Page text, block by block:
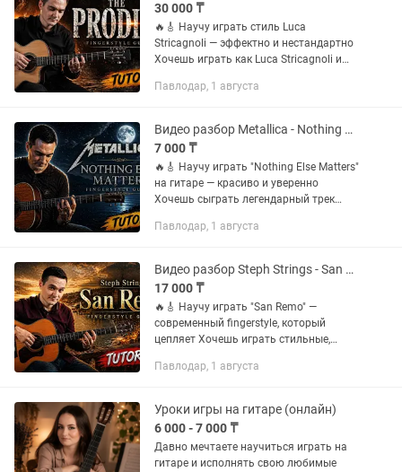
30 000 ₸
🔥🎸 Научу играть стиль Luca
Stricagnoli — эффектно и нестандартно
Хочешь играть как Luca Stricagnoli и
удивляются? Я подготовил подробный
Павлодар, 1 августа
Видео разбор Metallica - Nothing Else Matters на гитаре
7 000 ₸
🔥🎸 Научу играть "Nothing Else Matters"
на гитаре — красиво и уверенно
Хочешь сыграть легендарный трек
получается звучать так же чисто и
Павлодар, 1 августа
Видео разбор Steph Strings - San Remo на гитаре
17 000 ₸
🔥🎸 Научу играть "San Remo" —
современный fingerstyle, который
цепляет Хочешь играть стильные,
Strings, но не понимаешь, как собрать
Павлодар, 1 августа
Уроки игры на гитаре (онлайн)
6 000 - 7 000 ₸
Давно мечтаете научиться играть на
гитаре и исполнять свою любимые